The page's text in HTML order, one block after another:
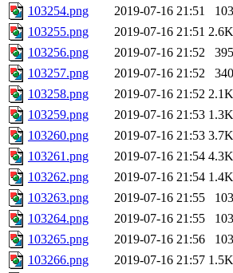
103254.png
2019-07-16 21:51
103
103255.png
2019-07-16 21:51 2.6K
103256.png
2019-07-16 21:52
395
103257.png
2019-07-16 21:52
340
103258.png
2019-07-16 21:52 2.1K
103259.png
2019-07-16 21:53 1.3K
103260.png
2019-07-16 21:53 3.7K
103261.png
2019-07-16 21:54 4.3K
103262.png
2019-07-16 21:54 1.4K
103263.png
2019-07-16 21:55
103
103264.png
2019-07-16 21:55
103
103265.png
2019-07-16 21:56
103
103266.png
2019-07-16 21:57 1.5K